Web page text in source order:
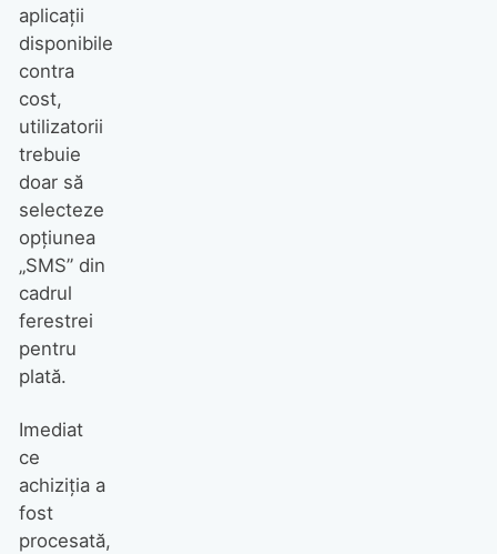
aplicații
disponibile
contra
cost,
utilizatorii
trebuie
doar să
selecteze
opțiunea
„SMS” din
cadrul
ferestrei
pentru
plată.
Imediat
ce
achiziția a
fost
procesată,